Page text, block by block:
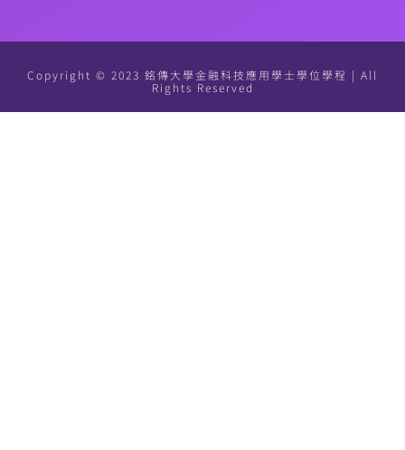
Copyright © 2023 銘傳大學金融科技應用學士學位學程 | All
Rights Reserved